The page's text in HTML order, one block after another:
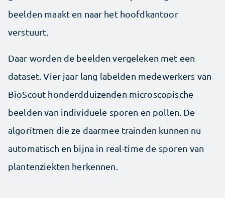
beelden maakt en naar het hoofdkantoor
verstuurt.
Daar worden de beelden vergeleken met een
data­set. Vier jaar lang labelden medewerkers van
BioScout honderd­duizenden microscopische
beelden van indivi­duele sporen en pollen. De
algoritmen die ze daarmee trainden kunnen nu
automatisch en bijna in real-time de sporen van
plantenziekten herkennen.